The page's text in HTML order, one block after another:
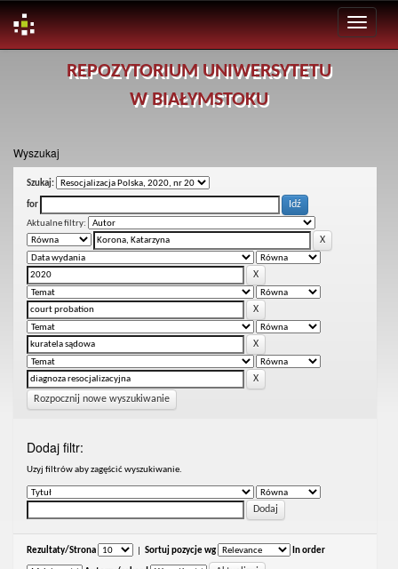
REPOZYTORIUM UNIWERSYTETU
W BIAŁYMSTOKU
Wyszukaj
Szukaj:
for
Aktualne filtry:
Rozpocznij nowe wyszukiwanie
Dodaj filtr:
Uzyj filtrów aby zagęścić wyszukiwanie.
Rezultaty/Strona Sortuj pozycje wg In order